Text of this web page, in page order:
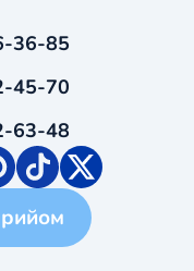
36-85
45-70
63-48